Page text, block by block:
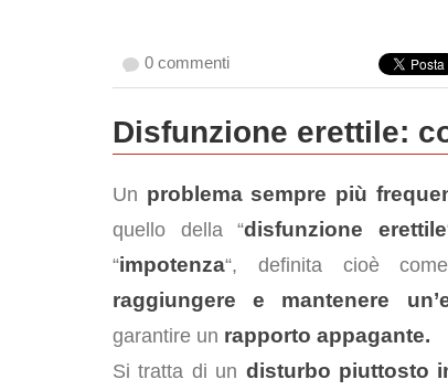
0 commenti
Disfunzione erettile:
Un problema sempre più
quello della “disfunzione erettile
“impotenza“, definita cioè
raggiungere e mantenere
garantire un rapporto appagante.
Si tratta di un disturbo piuttosto